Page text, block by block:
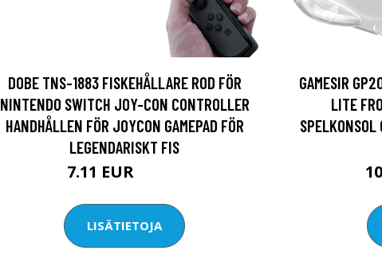
DOBE TNS-1883 FISKEHÅLLARE ROD FÖR
NINTENDO SWITCH JOY-CON CONTROLLER
HANDHÅLLEN FÖR JOYCON GAMEPAD FÖR
LEGENDARISKT FIS
7.11 EUR
LISÄTIETOJA
GAMESIR
LITE
SPELKONSOL